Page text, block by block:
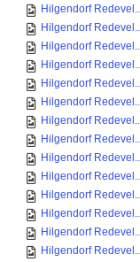
Hilgendorf
Hilgendorf
Hilgendorf
Hilgendorf
Hilgendorf
Hilgendorf
Hilgendorf
Hilgendorf
Hilgendorf
Hilgendorf
Hilgendorf
Hilgendorf
Hilgendorf
Hilgendorf